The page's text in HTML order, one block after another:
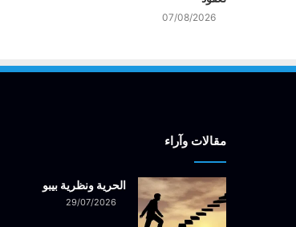
07/08/2026
مقالات وآراء
الحرية ونظرية بيبو
29/07/2026